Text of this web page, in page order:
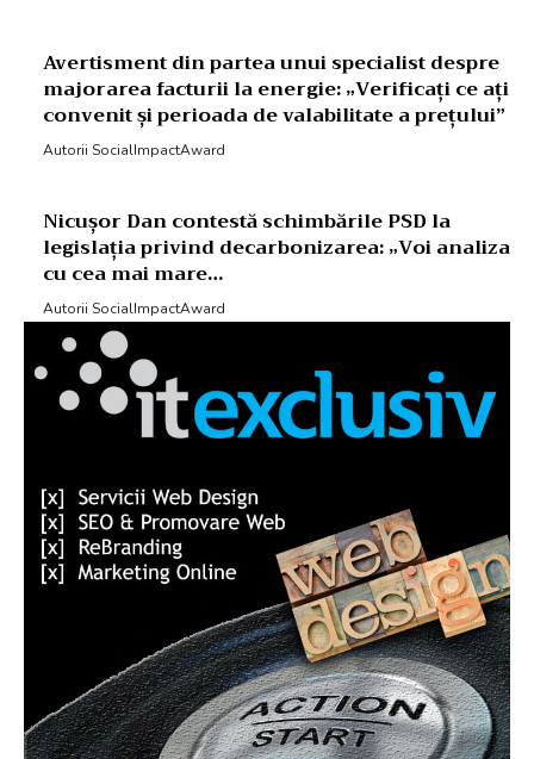
Avertisment din partea unui specialist despre
majorarea facturii la energie: „Verificați ce ați
convenit și perioada de valabilitate a prețului”
Autorii SocialImpactAward
Nicușor Dan contestă schimbările PSD la
legislația privind decarbonizarea: „Voi analiza
cu cea mai mare…
Autorii SocialImpactAward